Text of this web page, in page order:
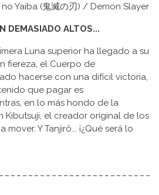
Yaiba (鬼滅の刃) / Demon Slayer
DEMASIADO ALTOS...
Luna superior ha llegado a su
fiereza, el Cuerpo de
hacerse con una difícil victoria,
que pagar es
en lo más hondo de la
Kibutsuji, el creador original de los
Y Tanjirô... ¡¿Qué será lo